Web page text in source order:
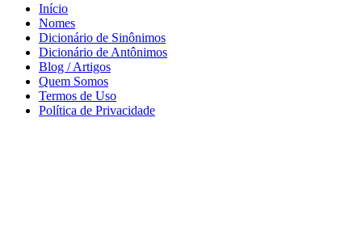
Início
Nomes
Dicionário de Sinônimos
Dicionário de Antônimos
Blog / Artigos
Quem Somos
Termos de Uso
Política de Privacidade